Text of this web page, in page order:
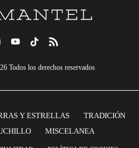
Todos los derechos reservados
Y ESTRELLAS
TRADICIÓN
MISCELANEA